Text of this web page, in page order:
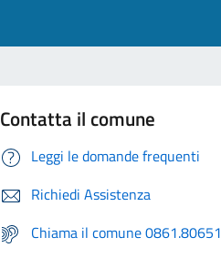
Contatta il comune
Leggi le domande frequenti
Richiedi Assistenza
Chiama il comune 0861.80651